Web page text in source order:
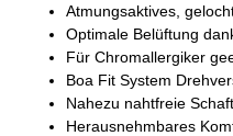
Atmungsaktives,
Optimale Belüftung
Für Chromallergiker
Boa Fit System
Nahezu nahtfreie
Herausnehmbares